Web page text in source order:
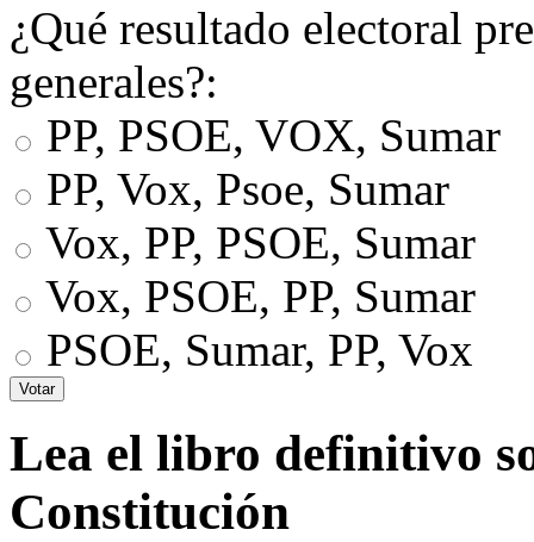
¿Qué resultado electoral
generales?:
PP, PSOE, VOX, Sumar
PP, Vox, Psoe, Sumar
Vox, PP, PSOE, Sumar
Vox, PSOE, PP, Sumar
PSOE, Sumar, PP, Vox
Lea el libro definitivo
Constitución